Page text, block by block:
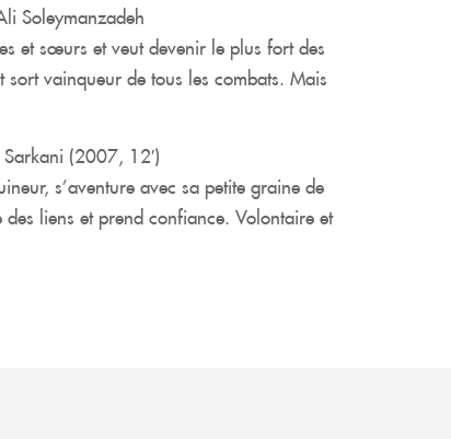
Soleymanzadeh
et sœurs et veut devenir le plus fort des
vainqueur de tous les combats. Mais
(2007, 12′)
s’aventure avec sa petite graine de
liens et prend confiance. Volontaire et